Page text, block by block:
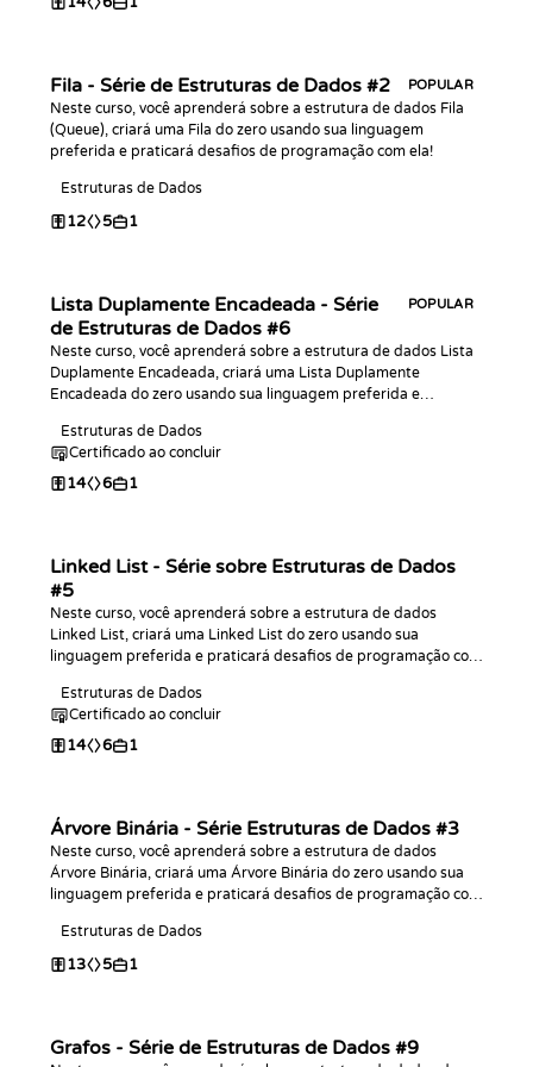
Fila - Série de Estruturas de Dados #2 POPULAR
Neste curso, você aprenderá sobre a estrutura de dados Fila
(Queue), criará uma Fila do zero usando sua linguagem
preferida e praticará desafios de programação com ela!
Estruturas de Dados
12 5 1
Lista Duplamente Encadeada - Série
de Estruturas de Dados #6
POPULAR
Neste curso, você aprenderá sobre a estrutura de dados Lista
Duplamente Encadeada, criará uma Lista Duplamente
Encadeada do zero usando sua linguagem preferida e
Estruturas de Dados
Certificado ao concluir
14 6 1
Linked List - Série sobre Estruturas de Dados
#5
Neste curso, você aprenderá sobre a estrutura de dados
Linked List, criará uma Linked List do zero usando sua
linguagem preferida e praticará desafios de programação com
Estruturas de Dados
Certificado ao concluir
14 6 1
Árvore Binária - Série Estruturas de Dados #3
Neste curso, você aprenderá sobre a estrutura de dados
Árvore Binária, criará uma Árvore Binária do zero usando sua
linguagem preferida e praticará desafios de programação com
Estruturas de Dados
13 5 1
Grafos - Série de Estruturas de Dados #9